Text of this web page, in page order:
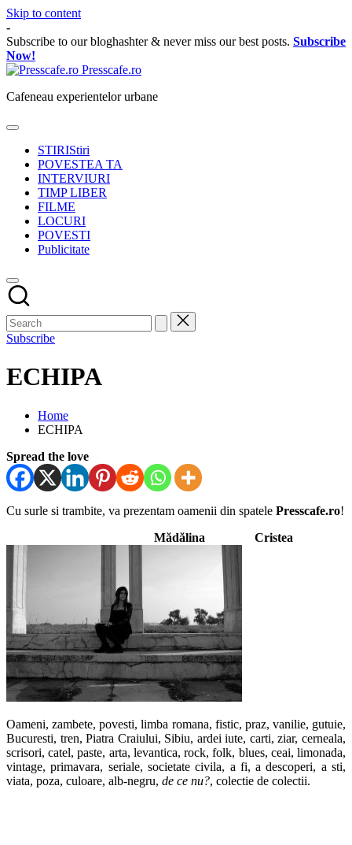
Skip to content
-
Subscribe to our bloghashter & never miss our best posts. Subscribe
Now!
Presscafe.ro
Cafeneau experientelor urbane
STIRIStiri
POVESTEA TA
INTERVIURI
TIMP LIBER
FILME
LOCURI
POVESTI
Publicitate
Subscribe
ECHIPA
Home
ECHIPA
Spread the love
Cu surle si trambite, va prezentam oamenii din spatele Presscafe.ro!
Mădălina Cristea
Oameni, zambete, povesti, limba romana, fistic, praz, vanilie, gutuie,
Bucuresti, tren, Piatra Craiului, Sibiu, ardei iute, carti, ziar, cerneala,
scrisori, catel, paste, arta, levantica, rock, folk, blues, ceai, limonada,
vintage, primavara, seriale, societate civila, a fi, a descoperi, a sti,
viata, poza, culoare, alb-negru, de ce nu?, colectie de colectii.